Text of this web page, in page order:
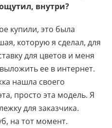
внутри?
купили, это была
которую я сделал, для
для цветов и меня
ее в интернет.
нашла своего
просто эта модель. Я
для заказчика.
на тот момент.